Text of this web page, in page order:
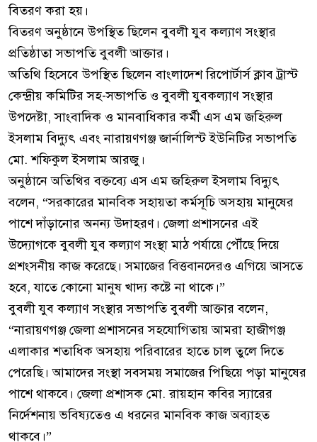
বিতরণ করা হয়।
বিতরণ অনুষ্ঠানে উপস্থিত ছিলেন বুবলী যুব কল্যাণ সংস্থার
প্রতিষ্ঠাতা সভাপতি বুবলী আক্তার।
অতিথি হিসেবে উপস্থিত ছিলেন বাংলাদেশ রিপোর্টার্স ক্লাব ট্রাস্ট
কেন্দ্রীয় কমিটির সহ-সভাপতি ও বুবলী যুবকল্যাণ সংস্থার
উপদেষ্টা, সাংবাদিক ও মানবাধিকার কর্মী এস এম জহিরুল
ইসলাম বিদ্যুৎ এবং নারায়ণগঞ্জ জার্নালিস্ট ইউনিটির সভাপতি
মো. শফিকুল ইসলাম আরজু।
অনুষ্ঠানে অতিথির বক্তব্যে এস এম জহিরুল ইসলাম বিদ্যুৎ
বলেন, “সরকারের মানবিক সহায়তা কর্মসূচি অসহায় মানুষের
পাশে দাঁড়ানোর অনন্য উদাহরণ। জেলা প্রশাসনের এই
উদ্যোগকে বুবলী যুব কল্যাণ সংস্থা মাঠ পর্যায়ে পৌঁছে দিয়ে
প্রশংসনীয় কাজ করেছে। সমাজের বিত্তবানদেরও এগিয়ে আসতে
হবে, যাতে কোনো মানুষ খাদ্য কষ্টে না থাকে।”
বুবলী যুব কল্যাণ সংস্থার সভাপতি বুবলী আক্তার বলেন,
“নারায়ণগঞ্জ জেলা প্রশাসনের সহযোগিতায় আমরা হাজীগঞ্জ
এলাকার শতাধিক অসহায় পরিবারের হাতে চাল তুলে দিতে
পেরেছি। আমাদের সংস্থা সবসময় সমাজের পিছিয়ে পড়া মানুষের
পাশে থাকবে। জেলা প্রশাসক মো. রায়হান কবির স্যারের
নির্দেশনায় ভবিষ্যতেও এ ধরনের মানবিক কাজ অব্যাহত
থাকবে।”